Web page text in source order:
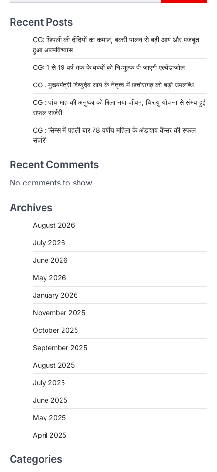
Recent Posts
CG: छिपली की दीदियों का कमाल, बकरी पालन से बढ़ी आय और मजबूत
हुआ आत्मविश्वास
CG: 1 से 19 वर्ष तक के बच्चों को निःशुल्क दी जाएगी एल्बेंडाजोल
CG : मुख्यमंत्री विष्णुदेव साय के नेतृत्व में छत्तीसगढ़ को बड़ी उपलब्धि
CG : पांच माह की अनुष्का को मिला नया जीवन, चिरायु योजना से संभव हुई
सफल सर्जरी
CG : सिम्स में पहली बार 78 वर्षीय महिला के अंडाशय कैंसर की सफल
सर्जरी
Recent Comments
No comments to show.
Archives
August 2026
July 2026
June 2026
May 2026
January 2026
November 2025
October 2025
September 2025
August 2025
July 2025
June 2025
May 2025
April 2025
Categories
रायपुर। राष्ट्रीय कृमि मुक्ति दिवस भारत सरकार द्वारा
CHHATTISGARH
CG : मुख्यमंत्री विष्णुदेव साय के नेतृत्व में
छत्तीसगढ़ को बड़ी उपलब्धि
रायपुर। मुख्यमंत्री विष्णुदेव साय के नेतृत्व में स्वच्छ ऊर्जा,